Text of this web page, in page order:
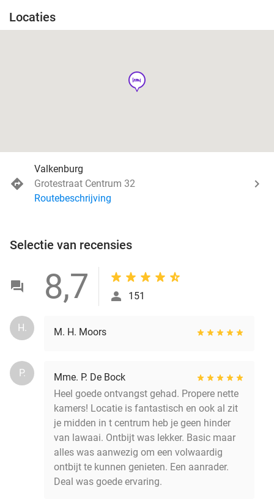
Locaties
hotel
Valkenburg
Grotestraat Centrum 32
Routebeschrijving
Selectie van recensies
8,7 151
H. M. H. Moors
P.
Mme. P. De Bock
Heel goede ontvangst gehad. Propere nette
kamers! Locatie is fantastisch en ook al zit
je midden in t centrum heb je geen hinder
van lawaai. Ontbijt was lekker. Basic maar
alles was aanwezig om een volwaardig
ontbijt te kunnen genieten. Een aanrader.
Deal was goede ervaring.